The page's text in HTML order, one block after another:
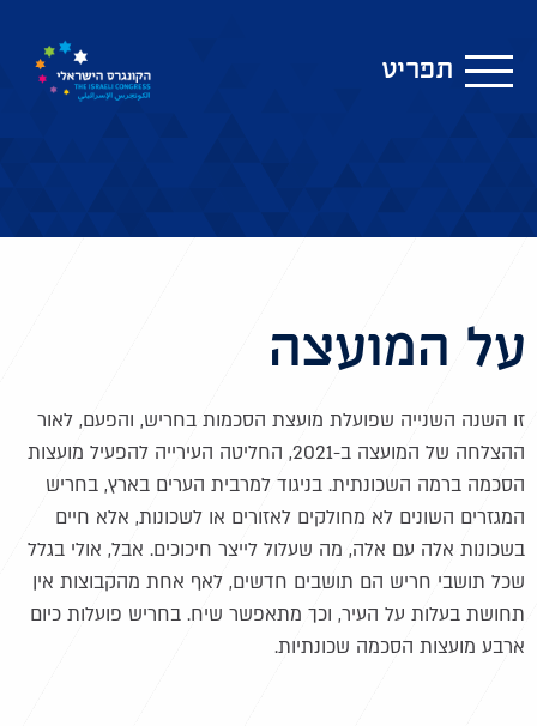
תפריט
על המועצה
זו השנה השנייה שפועלת מועצת הסכמות בחריש, והפעם, לאור
ההצלחה של המועצה ב-2021, החליטה העירייה להפעיל מועצות
הסכמה ברמה השכונתית. בניגוד למרבית הערים בארץ, בחריש
המגזרים השונים לא מחולקים לאזורים או לשכונות, אלא חיים
בשכונות אלה עם אלה, מה שעלול לייצר חיכוכים. אבל, אולי בגלל
שכל תושבי חריש הם תושבים חדשים, לאף אחת מהקבוצות אין
תחושת בעלות על העיר, וכך מתאפשר שיח. בחריש פועלות כיום
ארבע מועצות הסכמה שכונתיות.